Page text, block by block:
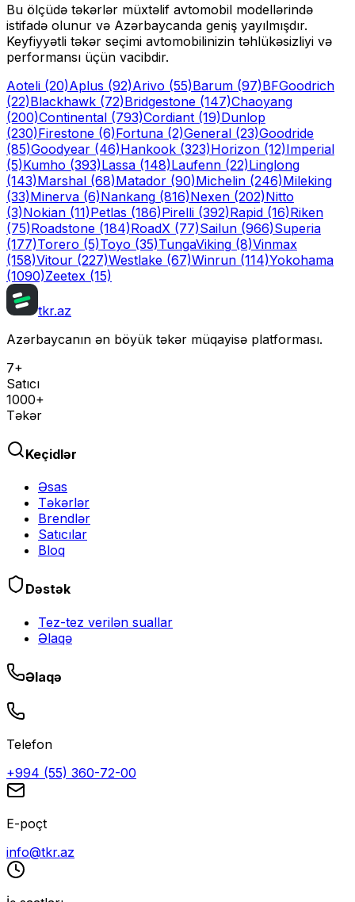
Bu ölçüdə təkərlər müxtəlif avtomobil modellərində
istifadə olunur və Azərbaycanda geniş yayılmışdır.
Keyfiyyətli təkər seçimi avtomobilinizin təhlükəsizliyi və
performansı üçün vacibdir.
Aoteli (20)Aplus (92)Arivo (55)Barum (97)BFGoodrich
(22)Blackhawk (72)Bridgestone (147)Chaoyang
(200)Continental (793)Cordiant (19)Dunlop
(230)Firestone (6)Fortuna (2)General (23)Goodride
(85)Goodyear (46)Hankook (323)Horizon (12)Imperial
(5)Kumho (393)Lassa (148)Laufenn (22)Linglong
(143)Marshal (68)Matador (90)Michelin (246)Mileking
(33)Minerva (6)Nankang (816)Nexen (202)Nitto
(3)Nokian (11)Petlas (186)Pirelli (392)Rapid (16)Riken
(75)Roadstone (184)RoadX (77)Sailun (966)Superia
(177)Torero (5)Toyo (35)TungaViking (8)Vinmax
(158)Vitour (227)Westlake (67)Winrun (114)Yokohama
(1090)Zeetex (15)
tkr.az
Azərbaycanın ən böyük təkər müqayisə platforması.
7+
Satıcı
1000+
Təkər
Keçidlər
Əsas
Təkərlər
Brendlər
Satıcılar
Bloq
Dəstək
Tez-tez verilən suallar
Əlaqə
Əlaqə
Telefon
+994 (55) 360-72-00
E-poçt
info@tkr.az